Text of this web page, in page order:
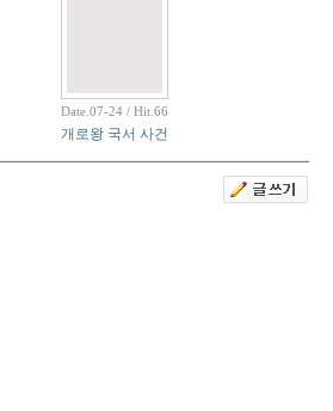
Date.07-24 / Hit.66
개로왕 국서 사건